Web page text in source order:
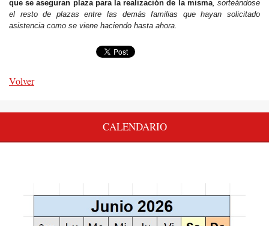
que se aseguran plaza para la realización de la misma, sorteándose
el resto de plazas entre las demás familias que hayan solicitado
asistencia como se viene haciendo hasta ahora.
Volver
CALENDARIO